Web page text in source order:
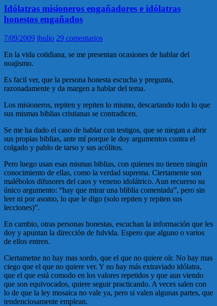
Idólatras misioneros engañadores e idólatras
honestos engañados
7/09/2009 jhulio 29 comentarios
En la vida cotidiana, se me presentan ocasiones de hablar del
noajismo.
Es facil ver, que la persona honesta escucha y pregunta,
razonadamente y da margen a hablar del tema.
Los misioneros, repiten y repiten lo mismo, descartando todo lo que
sus mismas biblias cristianas se contradicen.
Se me ha dado el caso de hablar con testigos, que se niegan a abrir
sus propias biblias, ante mí porque le doy argumentos contra el
colgado y pablo de tarso y sus acólitos.
Pero luego usan esas mismas biblias, con quienes no tienen ningún
conocimiento de ellas, como la verdad suprema. Ciertamente son
malébolos difusores del caos y veneno idolátrico. Aun recuerso su
único argumento: “hay que mirar una bliblia comentada”, pero sin
leer ni por asomo, lo que le digo (solo repiten y repiten sus
lecciones)”.
En cambio, otras personas honestas, escuchan la información que les
doy y apuntan la dirección de fulvida. Espero que alguno o varios
de ellos entren.
Ciertametne no hay mas sordo, que el que no quiere oír. No hay mas
ciego que el que no quiere ver. Y no hay más extraviado idólatra,
que el que está comodo en los valores repetidos y que aun viendo
que son equivocados, quiere seguir practicando. A veces salen con
lo de que la ley mosaica no vale ya, pero si valen algunas partes, que
tendenciosamente emplean.